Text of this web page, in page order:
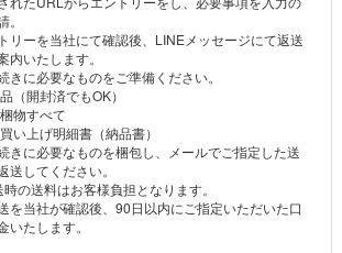
。
リーを当社にて確認後、LINEメッセージにて返送
内いたします。
に必要なものをご準備ください。
（開封済でもOK）
物すべて
い上げ明細書（納品書）
きに必要なものを梱包し、メールでご指定した送
送してください。
の送料はお客様負担となります。
を当社が確認後、90日以内にご指定いただいた口
いたします。